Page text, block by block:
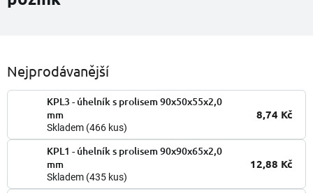
Nejprodávanější
KPL3 - úhelník s prolisem 90x50x55x2,0
mm
Skladem (466 kus)
8,74 Kč
KPL1 - úhelník s prolisem 90x90x65x2,0
mm
Skladem (435 kus)
12,88 Kč